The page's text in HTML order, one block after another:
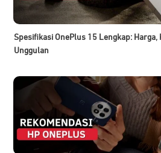
Spesifikasi OnePlus 15 Lengkap:
Unggulan